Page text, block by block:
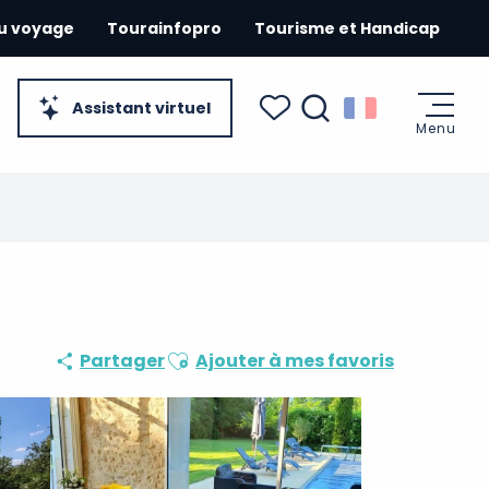
Assistant virtuel
voyage Tourainfopro Tourisme et Handicap
Menu
PartagerAjouter aux favoris
Ajouter à mes favoris